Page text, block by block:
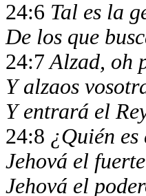
24:6 Tal es la
De los que
24:7Alzad, oh
Y alzaos
Y entrará el
24:8 ¿Quién es
Jehová el
Jehová el